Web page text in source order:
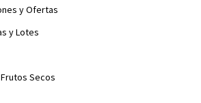
y Ofertas
y Lotes
Secos